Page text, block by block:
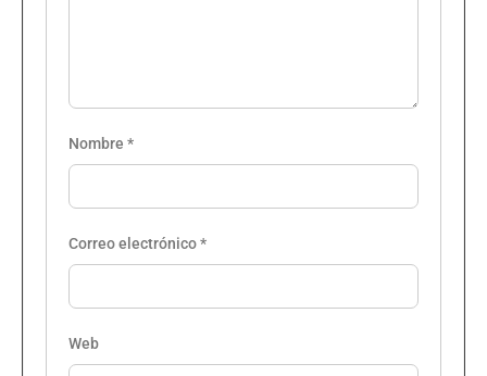
Nombre *
Correo electrónico*
Web